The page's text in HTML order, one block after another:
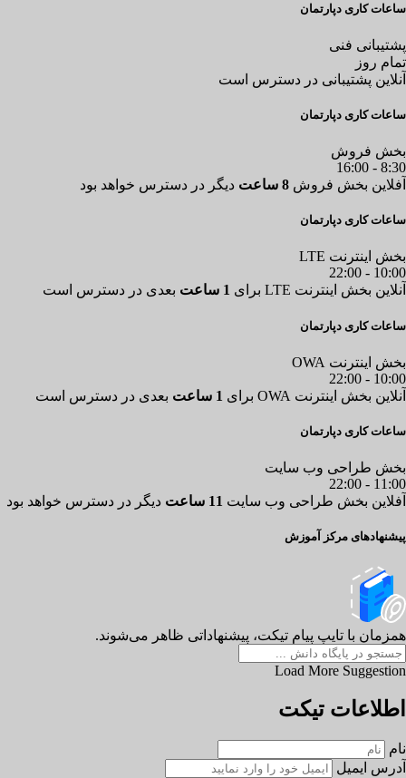
ساعات کاری دپارتمان
پشتیبانی فنی
تمام روز
آنلاین پشتیبانی در دسترس است
ساعات کاری دپارتمان
بخش فروش
8:30
-
16:00
آفلاین بخش فروش 8 ساعت دیگر در دسترس خواهد بود
ساعات کاری دپارتمان
بخش اینترنت LTE
10:00
-
22:00
آنلاین بخش اینترنت LTE برای 1 ساعت بعدی در دسترس است
ساعات کاری دپارتمان
بخش اینترنت OWA
10:00
-
22:00
آنلاین بخش اینترنت OWA برای 1 ساعت بعدی در دسترس است
ساعات کاری دپارتمان
بخش طراحی وب سایت
11:00
-
22:00
آفلاین بخش طراحی وب سایت 11 ساعت دیگر در دسترس خواهد بود
پیشنهادهای مرکز آموزش
همزمان با تایپ پیام تیکت، پیشنهاداتی ظاهر می‌شوند.
Load More Suggestion
اطلاعات تیکت
نام
آدرس ایمیل